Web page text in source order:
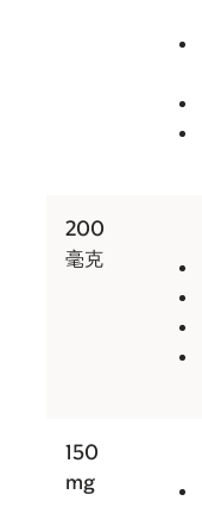
200
毫克
150
mg